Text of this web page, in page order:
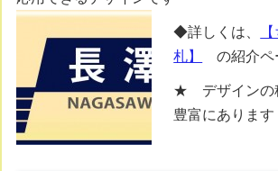
◆詳しくは、
札】
の紹介ペ
★ デザインの
豊富にあります